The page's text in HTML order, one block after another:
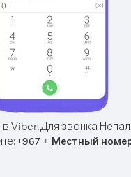
Viber.Для звонка
+967 + Местный